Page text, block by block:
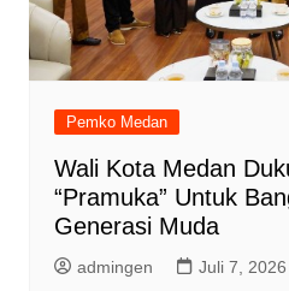
Pemko Medan
Wali Kota Medan
“Pramuka” Untuk
Generasi Muda
admingen Juli 7, 2026